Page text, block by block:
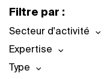
Filtre par :
Secteur d'activité
Expertise
Type